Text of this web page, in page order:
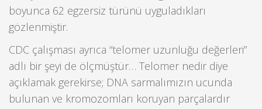
boyunca 62 egzersiz türünü uyguladıkları
gözlenmiştir.
CDC çalışması ayrıca “telomer uzunluğu değerleri”
adlı bir şeyi de ölçmüştür… Telomer nedir diye
açıklamak gerekirse; DNA sarmalımızın ucunda
bulunan ve kromozomları koruyan parçalardır